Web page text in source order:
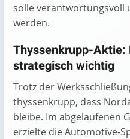
solle verantwortungsvoll
werden.
Thyssenkrupp-
strategisch wichtig
Trotz der
thyssenkrupp, dass
bleibe. Im abgelaufenen
erzielte die Automotive-